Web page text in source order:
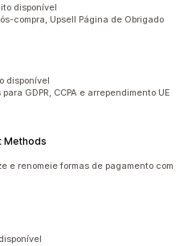
disponível
compra, Upsell Página de Obrigado
disponível
GDPR, CCPA e arrependimento UE
Methods
e renomeie formas de pagamento com